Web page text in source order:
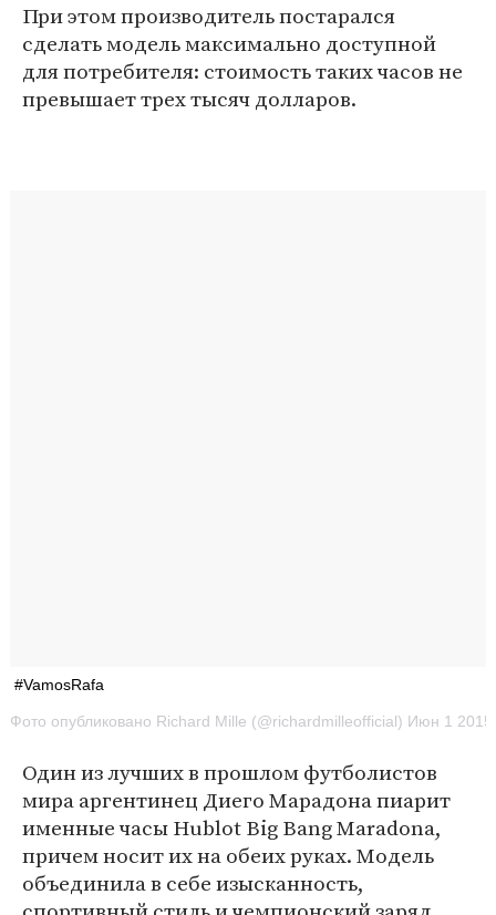
При этом производитель постарался
сделать модель максимально доступной
для потребителя: стоимость таких часов не
превышает трех тысяч долларов.
#VamosRafa
Фото опубликовано Richard Mille (@richardmilleofficial) Июн 1 2015
Один из лучших в прошлом футболистов
мира аргентинец Диего Марадона пиарит
именные часы Hublot Big Bang Maradona,
причем носит их на обеих руках. Модель
объединила в себе изысканность,